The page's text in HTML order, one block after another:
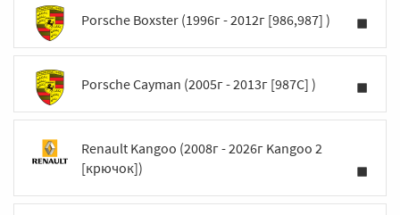
Porsche Boxster (1996г - 2012г [986,987] )
Porsche Cayman (2005г - 2013г [987C] )
Renault Kangoo (2008г - 2026г Kangoo 2
[крючок])